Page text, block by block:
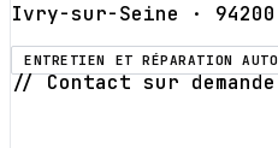
Ivry-sur-Seine · 94200
ENTRETIEN ET RÉPARATION AUTO
// Contact sur demande